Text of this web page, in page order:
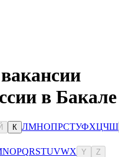
в Бакале
К ЛМНОПРСТУФХЦЧШ
NOPQRSTUVWX Y Z